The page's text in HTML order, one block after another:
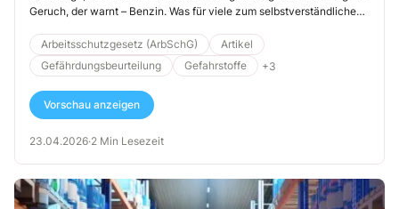
Geruch, der warnt – Benzin. Was für viele zum selbstverständlichen
Stoffgemisch aus flüchtigen Kohlenwasserstoffen, das oft
unterschätzt wird. Der folgende Praxisfall zeigt, warum gerade
vermeintlich „natürliche“ Tätigkeiten ein hohes Gesundheitsrisiko
bergen können.
Arbeitsschutzgesetz (ArbSchG)
Artikel
Gefährdungsbeurteilung
Gefahrstoffe +3
Vorschau anzeigen
23.04.2026·2 Min Lesezeit